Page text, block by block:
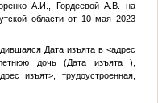
А.И., Гордеевой А.В. на
области от 10 мая 2023
Дата изъятав<адрес
дочь (Дата изъята),
изъят> , трудоустроенная,